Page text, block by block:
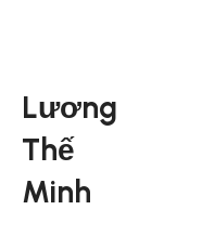
Lương
Thế
Minh